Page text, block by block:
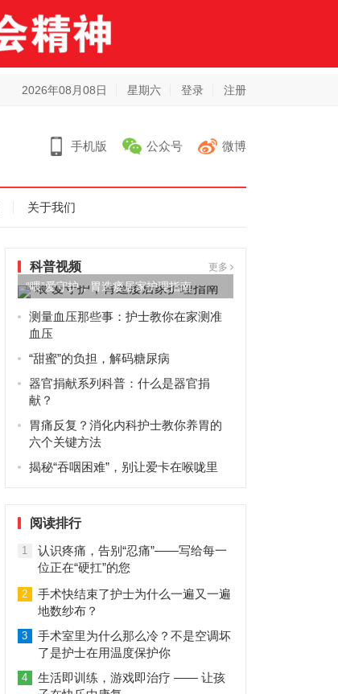
2026年08月08日 星期六 登录 注册
手机版 公众号 微博
关于我们
科普视频 更多
“喂”爱守护，胃造瘘居家护理指南
测量血压那些事：护士教你在家测准
血压
“甜蜜”的负担，解码糖尿病
器官捐献系列科普：什么是器官捐
献？
胃痛反复？消化内科护士教你养胃的
六个关键方法
揭秘“吞咽困难”，别让爱卡在喉咙里
阅读排行
1
认识疼痛，告别“忍痛”——写给每一
位正在“硬扛”的您
2
手术快结束了护士为什么一遍又一遍
地数纱布？
3
手术室里为什么那么冷？不是空调坏
了是护士在用温度保护你
4
生活即训练，游戏即治疗 —— 让孩